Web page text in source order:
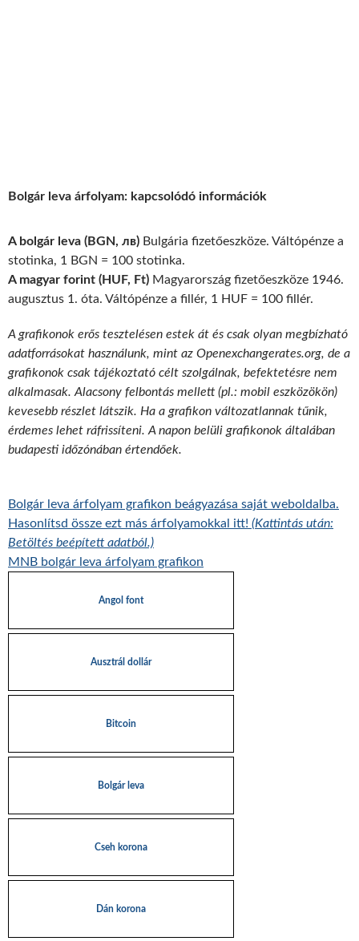
Bolgár leva árfolyam: kapcsolódó információk
A bolgár leva (BGN, лв) Bulgária fizetőeszköze. Váltópénze a
stotinka, 1 BGN = 100 stotinka.
A magyar forint (HUF, Ft) Magyarország fizetőeszköze 1946.
augusztus 1. óta. Váltópénze a fillér, 1 HUF = 100 fillér.
A grafikonok erős tesztelésen estek át és csak olyan megbízható
adatforrásokat használunk, mint az Openexchangerates.org, de a
grafikonok csak tájékoztató célt szolgálnak, befektetésre nem
alkalmasak. Alacsony felbontás mellett (pl.: mobil eszközökön)
kevesebb részlet látszik. Ha a grafikon változatlannak tűnik,
érdemes lehet ráfrissíteni. A napon belüli grafikonok általában
budapesti időzónában értendőek.
Bolgár leva árfolyam grafikon beágyazása saját weboldalba.
Hasonlítsd össze ezt más árfolyamokkal itt! (Kattintás után:
Betöltés beépített adatból.)
MNB bolgár leva árfolyam grafikon
Angol font
Ausztrál dollár
Bitcoin
Bolgár leva
Cseh korona
Dán korona